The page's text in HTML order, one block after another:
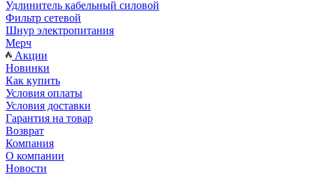
Удлинитель кабельный силовой
Фильтр сетевой
Шнур электропитания
Мерч
Акции
Новинки
Как купить
Условия оплаты
Условия доставки
Гарантия на товар
Возврат
Компания
О компании
Новости